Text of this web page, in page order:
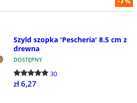
Szyld szopka 'Pescheria' 8.5 cm z
drewna
DOSTĘPNY
30
zł 6,27